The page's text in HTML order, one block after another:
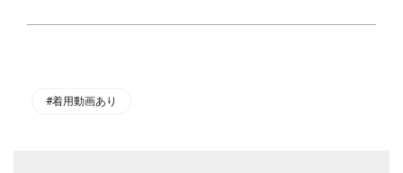
色の染まり方に深みがあり、シンプルながらも存在感のある一枚。
#着用動画あり